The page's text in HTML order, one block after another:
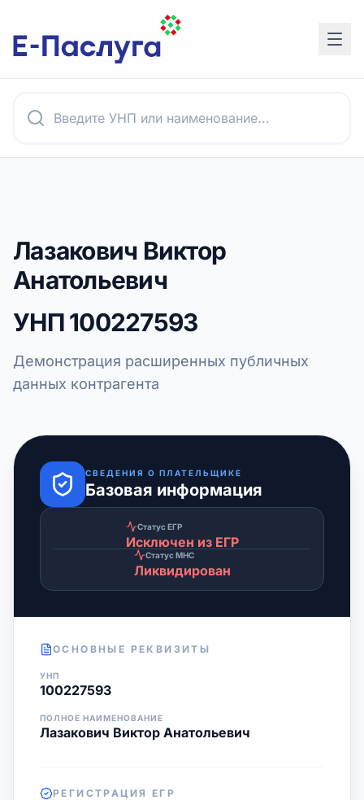
Лазакович Виктор
Анатольевич
УНП100227593
Демонстрация расширенных публичных
данных контрагента
СВЕДЕНИЯ О ПЛАТЕЛЬЩИКЕ
Базовая информация
Статус ЕГР
Исключен из ЕГР
Статус МНС
Ликвидирован
ОСНОВНЫЕ РЕКВИЗИТЫ
УНП
100227593
ПОЛНОЕ НАИМЕНОВАНИЕ
Лазакович Виктор Анатольевич
РЕГИСТРАЦИЯ ЕГР